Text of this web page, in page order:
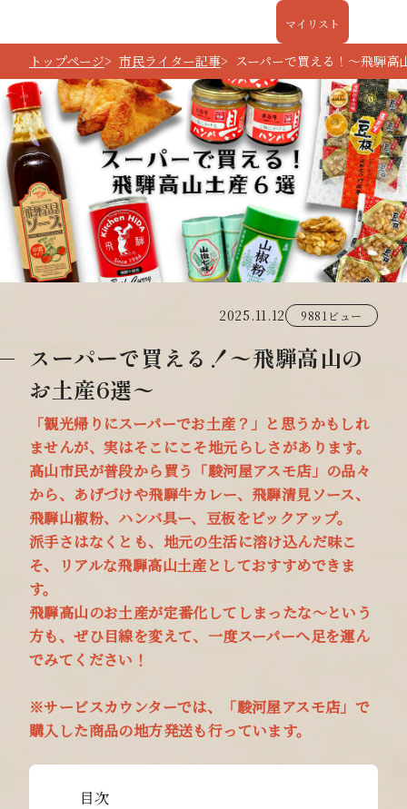
マイリスト
トップページ 市民ライター記事 スーパーで買える！〜飛騨高
スーパーで買える！〜飛騨高山の
お土産6選〜
「観光帰りにスーパーでお土産？」と思うかもしれ
ませんが、実はそこにこそ地元らしさがあります。
高山市民が普段から買う「駿河屋アスモ店」の品々
から、あげづけや飛騨牛カレー、飛騨清見ソース、
飛騨山椒粉、ハンバ具ー、豆板をピックアップ。
派手さはなくとも、地元の生活に溶け込んだ味こ
そ、リアルな飛騨高山土産としておすすめできま
す。
飛騨高山のお土産が定番化してしまったな～という
方も、ぜひ目線を変えて、一度スーパーへ足を運ん
でみてください！
※サービスカウンターでは、「駿河屋アスモ店」で
購入した商品の地方発送も行っています。
2025.11.12 9881ビュー
目次